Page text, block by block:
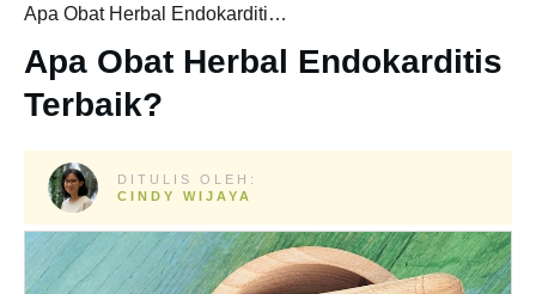
Apa Obat Herbal Endokarditis Terbaik?
Apa Obat Herbal Endokarditis
Terbaik?
DITULIS OLEH:
CINDY WIJAYA